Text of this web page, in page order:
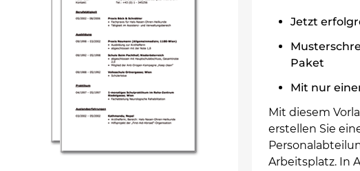
Jetzt
Paket
Mit nur
Mit diesem
erstellen Sie
Arbeitsplatz. In